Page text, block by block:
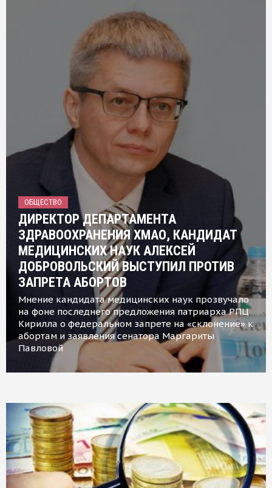
ОБЩЕСТВО
ДИРЕКТОР ДЕПАРТАМЕНТА
ЗДРАВООХРАНЕНИЯ ХМАО, КАНДИДАТ
МЕДИЦИНСКИХ НАУК АЛЕКСЕЙ
ДОБРОВОЛЬСКИЙ ВЫСТУПИЛ ПРОТИВ
ЗАПРЕТА АБОРТОВ
Мнение кандидата медицинских наук прозвучало
на фоне последнего предложения патриарха РПЦ
Кирилла о федеральном запрете на «склонение» к
абортам и заявления сенатора Маргариты
Павловой